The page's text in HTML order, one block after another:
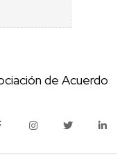
de Acuerdo